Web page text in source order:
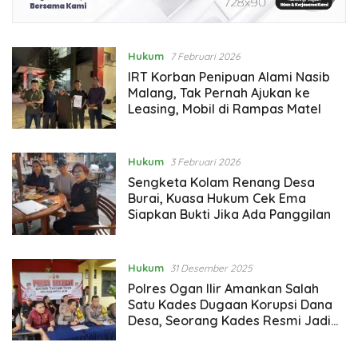
Hukum 7 Februari 2026
IRT Korban Penipuan Alami Nasib
Malang, Tak Pernah Ajukan ke
Leasing, Mobil di Rampas Matel
Hukum 3 Februari 2026
Sengketa Kolam Renang Desa
Burai, Kuasa Hukum Cek Ema
Siapkan Bukti Jika Ada Panggilan
Hukum 31 Desember 2025
Polres Ogan Ilir Amankan Salah
Satu Kades Dugaan Korupsi Dana
Desa, Seorang Kades Resmi Jadi